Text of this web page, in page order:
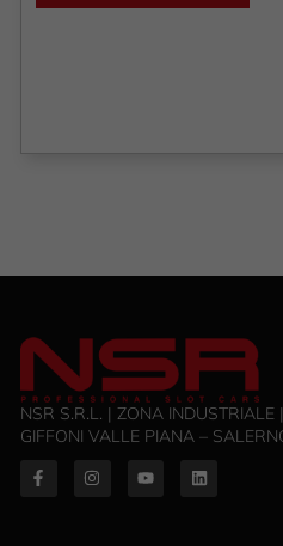
NSR S.R.L. | ZONA INDUSTRIALE
GIFFONI VALLE PIANA –